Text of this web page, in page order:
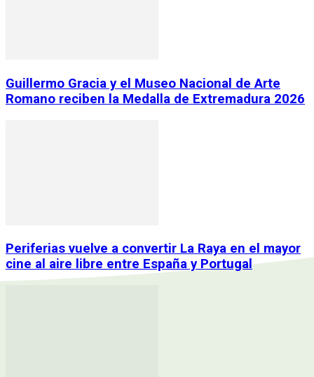
Guillermo Gracia y el Museo Nacional de Arte
Romano reciben la Medalla de Extremadura 2026
Periferias vuelve a convertir La Raya en el mayor
cine al aire libre entre España y Portugal